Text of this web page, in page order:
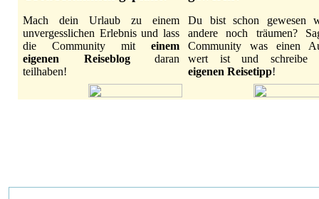
Mach dein Urlaub zu einem
unvergesslichen Erlebnis und lass
die Community mit einem
eigenen Reiseblogdaran
teilhaben!
Du bist schon gewesen
andere noch träumen?
Community was einen
wert ist und schreibe
eigenen Reisetipp!